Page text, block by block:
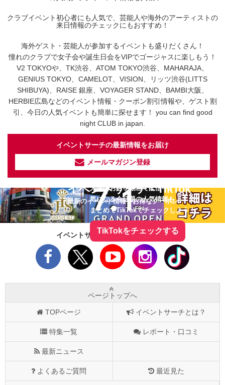
クラブイベント初心者にも人気で、芸能人や海外のアーティストの
来日情報のチェックにもおすすめ！
海外ゲスト・芸能人が参加するイベントも盛りだくさん！
憧れのクラブで女子会や誕生日会をVIPでゴージャスに楽しもう！
V2 TOKYOや、TK渋谷、ATOM TOKYO渋谷、MAHARAJA、
GENIUS TOKYO、CAMELOT、VISION、リッツ渋谷(LITTS
SHIBUYA)、RAISE 銀座、VOYAGER STAND、BAMBI大阪、
HERBIE広島などのイベント情報・クーポン割引情報や、ゲスト割
引、今日の人気イベントも簡単に探せます！ you can find good
night CLUB in japan.
イベントサーチの最新情報をお届け
メールマガジン登録
イベントサーチ - TikTok
最新のイベント情報やお得なクーポン
人気のお店を動画で配信中！
気になる今話題の人気情報も
まとめてTikTokでチェックしよう！
TikTokをチェックする
イベントサーチをフォローしよう！
ページトップへ
TOPページ イベントサーチとは？
特集一覧 レポート・口コミ
最新ニュース
よくあるご質問 最近見た